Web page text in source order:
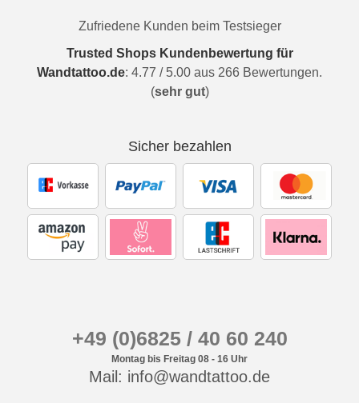
Zufriedene Kunden beim Testsieger
Trusted Shops Kundenbewertung für
Wandtattoo.de: 4.77 / 5.00 aus 266 Bewertungen.
(sehr gut)
Sicher bezahlen
+49 (0)6825 / 40 60 240
Montag bis Freitag 08 - 16 Uhr
Mail: info@wandtattoo.de